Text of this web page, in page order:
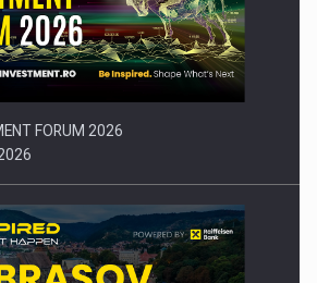
Joburile part-time reincep sa intre pe…
FORUM 2026